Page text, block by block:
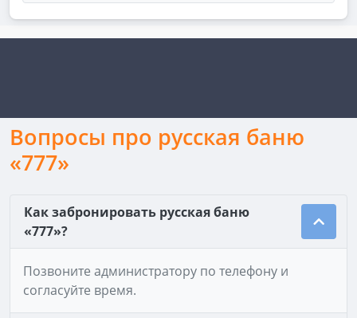
Вопросы про русская баню
«777»
Как забронировать русская баню
«777»?
Позвоните администратору по телефону и
согласуйте время.